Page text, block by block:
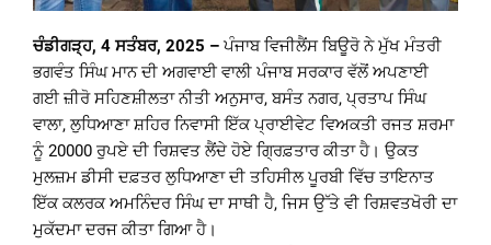
ਚੰਡੀਗੜ੍ਹ, 4 ਸਤੰਬਰ, 2025 – ਪੰਜਾਬ ਵਿਜੀਲੈਂਸ ਬਿਊਰੋ ਨੇ ਮੁੱਖ ਮੰਤਰੀ
ਭਗਵੰਤ ਸਿੰਘ ਮਾਨ ਦੀ ਅਗਵਾਈ ਵਾਲੀ ਪੰਜਾਬ ਸਰਕਾਰ ਵੱਲੋਂ ਅਪਣਾਈ
ਗਈ ਜ਼ੀਰੋ ਸਹਿਣਸ਼ੀਲਤਾ ਨੀਤੀ ਅਨੁਸਾਰ, ਬਸੰਤ ਨਗਰ, ਪ੍ਰਤਾਪ ਸਿੰਘ
ਵਾਲਾ, ਲੁਧਿਆਣਾ ਸ਼ਹਿਰ ਨਿਵਾਸੀ ਇੱਕ ਪ੍ਰਾਈਵੇਟ ਵਿਅਕਤੀ ਰਜਤ ਸ਼ਰਮਾ
ਨੂੰ 20000 ਰੁਪਏ ਦੀ ਰਿਸ਼ਵਤ ਲੈਂਦੇ ਹੋਏ ਗ੍ਰਿਫ਼ਤਾਰ ਕੀਤਾ ਹੈ। ਉਕਤ
ਮੁਲਜ਼ਮ ਡੀਸੀ ਦਫ਼ਤਰ ਲੁਧਿਆਣਾ ਦੀ ਤਹਿਸੀਲ ਪੂਰਬੀ ਵਿੱਚ ਤਾਇਨਾਤ
ਇੱਕ ਕਲਰਕ ਅਮਨਿੰਦਰ ਸਿੰਘ ਦਾ ਸਾਥੀ ਹੈ, ਜਿਸ ਉੱਤੇ ਵੀ ਰਿਸ਼ਵਤਖੋਰੀ ਦਾ
ਮੁਕੱਦਮਾ ਦਰਜ ਕੀਤਾ ਗਿਆ ਹੈ।